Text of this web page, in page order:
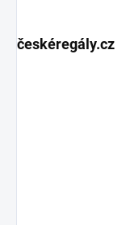
českéregály.cz